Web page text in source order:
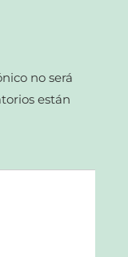
no será
están